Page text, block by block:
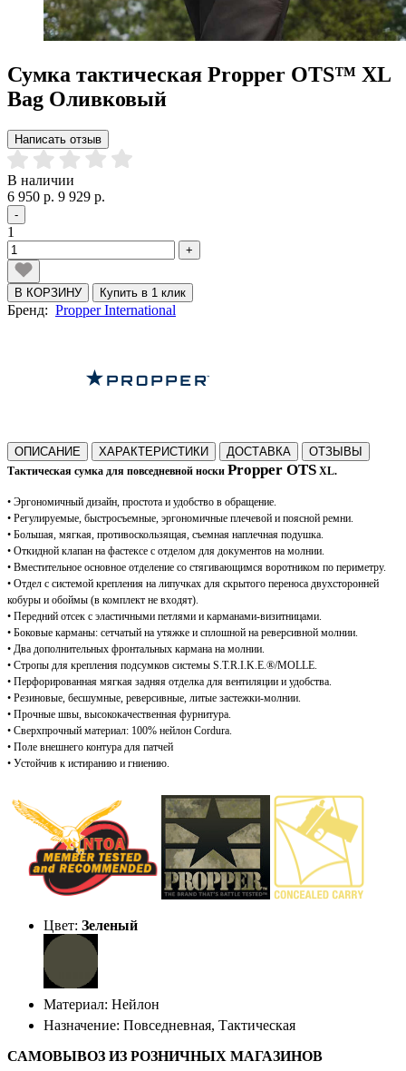
Сумка тактическая Propper OTS™ XL
Bag Оливковый
Написать отзыв
В наличии
6 950 р. 9 929 р.
-
1
+
В КОРЗИНУ Купить в 1 клик
Бренд: Propper International
ОПИСАНИЕ ХАРАКТЕРИСТИКИ ДОСТАВКА ОТЗЫВЫ
Тактическая сумка для повседневной носки Propper OTS XL.
• Эргономичный дизайн, простота и удобство в обращение.
• Регулируемые, быстросъемные, эргономичные плечевой и поясной ремни.
• Большая, мягкая, противоскользящая, съемная наплечная подушка.
• Откидной клапан на фастексе с отделом для документов на молнии.
• Вместительное основное отделение со стягивающимся воротником по периметру.
• Отдел с системой крепления на липучках для скрытого переноса двухсторонней
кобуры и обоймы (в комплект не входят).
• Передний отсек с эластичными петлями и карманами-визитницами.
• Боковые карманы: сетчатый на утяжке и сплошной на реверсивной молнии.
• Два дополнительных фронтальных кармана на молнии.
• Стропы для крепления подсумков системы S.T.R.I.K.E.®/MOLLE.
• Перфорированная мягкая задняя отделка для вентиляции и удобства.
• Резиновые, бесшумные, реверсивные, литые застежки-молнии.
• Прочные швы, высококачественная фурнитура.
• Сверхпрочный материал: 100% нейлон Cordura.
• Поле внешнего контура для патчей
• Устойчив к истиранию и гниению.
Цвет: Зеленый
Материал: Нейлон
Назначение: Повседневная, Тактическая
САМОВЫВОЗ ИЗ РОЗНИЧНЫХ МАГАЗИНОВ